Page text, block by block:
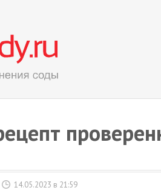
14.05.2023 в 21:59